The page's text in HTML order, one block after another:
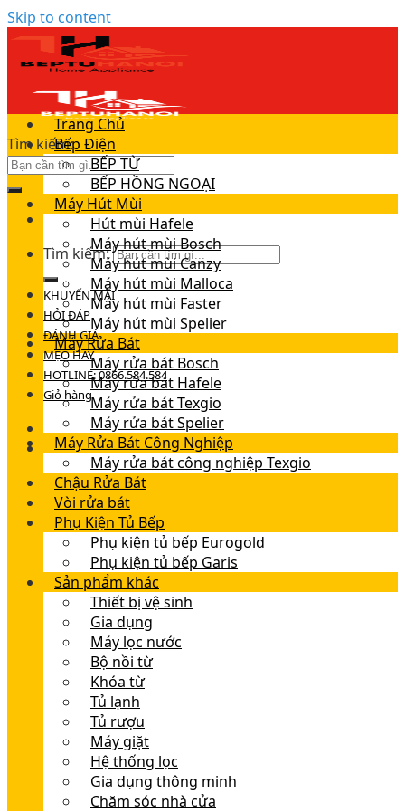
Skip to content
Tìm kiếm:
Tìm kiếm:
KHUYẾN MÃI
HỎI ĐÁP
ĐÁNH GIÁ
MẸO HAY
HOTLINE: 0866.584.584
Giỏ hàng
Trang Chủ
Bếp Điện
BẾP TỪ
BẾP HỒNG NGOẠI
Máy Hút Mùi
Hút mùi Hafele
Máy hút mùi Bosch
Máy hút mùi Canzy
Máy hút mùi Malloca
Máy hút mùi Faster
Máy hút mùi Spelier
Máy Rửa Bát
Máy rửa bát Bosch
Máy rửa bát Hafele
Máy rửa bát Texgio
Máy rửa bát Spelier
Máy Rửa Bát Công Nghiệp
Máy rửa bát công nghiệp Texgio
Chậu Rửa Bát
Vòi rửa bát
Phụ Kiện Tủ Bếp
Phụ kiện tủ bếp Eurogold
Phụ kiện tủ bếp Garis
Sản phẩm khác
Thiết bị vệ sinh
Gia dụng
Máy lọc nước
Bộ nồi từ
Khóa từ
Tủ lạnh
Tủ rượu
Máy giặt
Hệ thống lọc
Gia dụng thông minh
Chăm sóc nhà cửa